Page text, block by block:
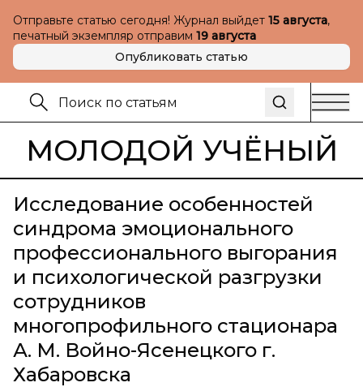
Отправьте статью сегодня! Журнал выйдет 15 августа,
печатный экземпляр отправим 19 августа
Опубликовать статью
МОЛОДОЙ УЧЁНЫЙ
Исследование особенностей
синдрома эмоционального
профессионального выгорания
и психологической разгрузки
сотрудников
многопрофильного стационара
А. М. Войно-Ясенецкого г.
Хабаровска